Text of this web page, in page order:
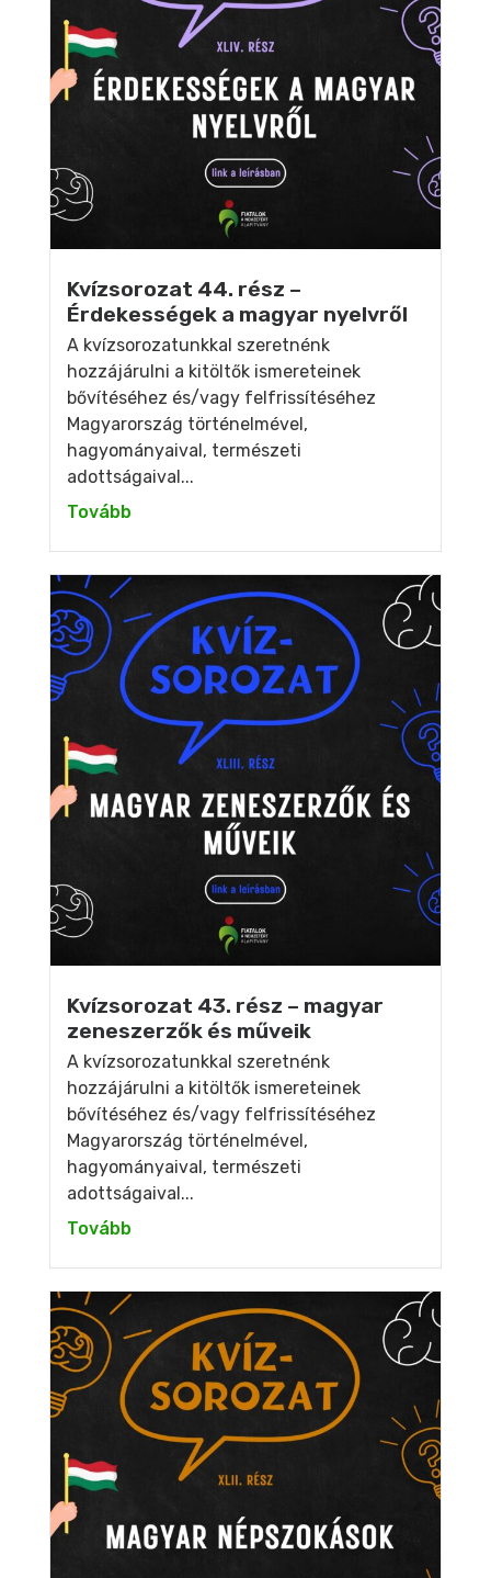
Kvízsorozat 44. rész –
Érdekességek a magyar nyelvről
A kvízsorozatunkkal szeretnénk
hozzájárulni a kitöltők ismereteinek
bővítéséhez és/vagy felfrissítéséhez
Magyarország történelmével,
hagyományaival, természeti
adottságaival...
Tovább
Kvízsorozat 43. rész – magyar
zeneszerzők és műveik
A kvízsorozatunkkal szeretnénk
hozzájárulni a kitöltők ismereteinek
bővítéséhez és/vagy felfrissítéséhez
Magyarország történelmével,
hagyományaival, természeti
adottságaival...
Tovább